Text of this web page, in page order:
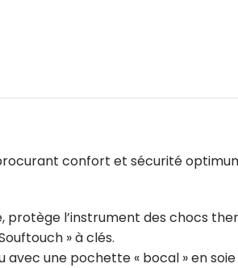
confort et sécurité
l’instrument des chocs
» à clés.
une pochette « bocal » en